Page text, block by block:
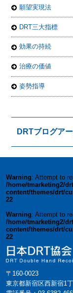
願望実現法
DRT三大指標
効果の持続
治療の価値
姿勢指導
DRTブログア
Warning: Attempt to
/home/tmarketing2/
content/themes/drt/
22
Warning: Attempt to
/home/tmarketing2/
content/themes/drt/
22
〒160-0023
東京都新宿区西新宿1